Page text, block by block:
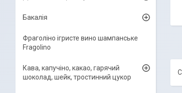
Бакалія
Фраголіно ігристе вино шампанське
Fragolino
Кава, капучіно, какао, гарячий
шоколад, шейк, тростинний цукор